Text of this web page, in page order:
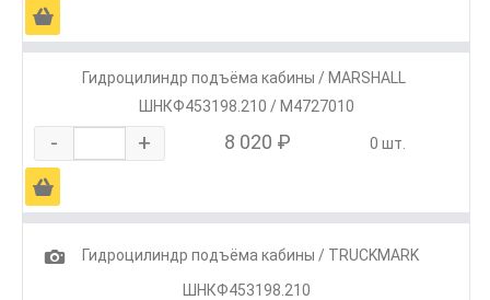
Ä
Гидроцилиндр подъёма кабины / MARSHALL
ШНКФ453198.210 / M4727010
- + 8 020 ₽ 0 шт.
Ä
1
Гидроцилиндр подъёма кабины / TRUCKMARK
ШНКФ453198.210